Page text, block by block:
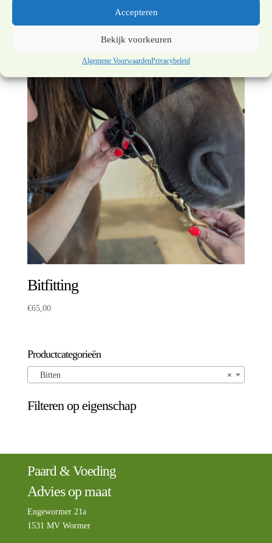
Accepteren
Bekijk voorkeuren
Algemene VoorwaardenPrivacybeleid
Bitfitting
€65,00
Productcategorieën
×
Bitten
Filteren op eigenschap
Paard & Voeding
Advies op maat
Engewormer 21a
1531 MV Wormer